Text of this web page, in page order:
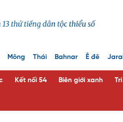
Mông Thái Bahnar Ê đê
Kết nối 54 Biên giới xanh